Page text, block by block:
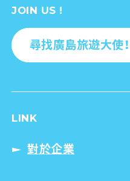
JOIN US !
尋找廣島旅遊大使！
LINK
對於企業